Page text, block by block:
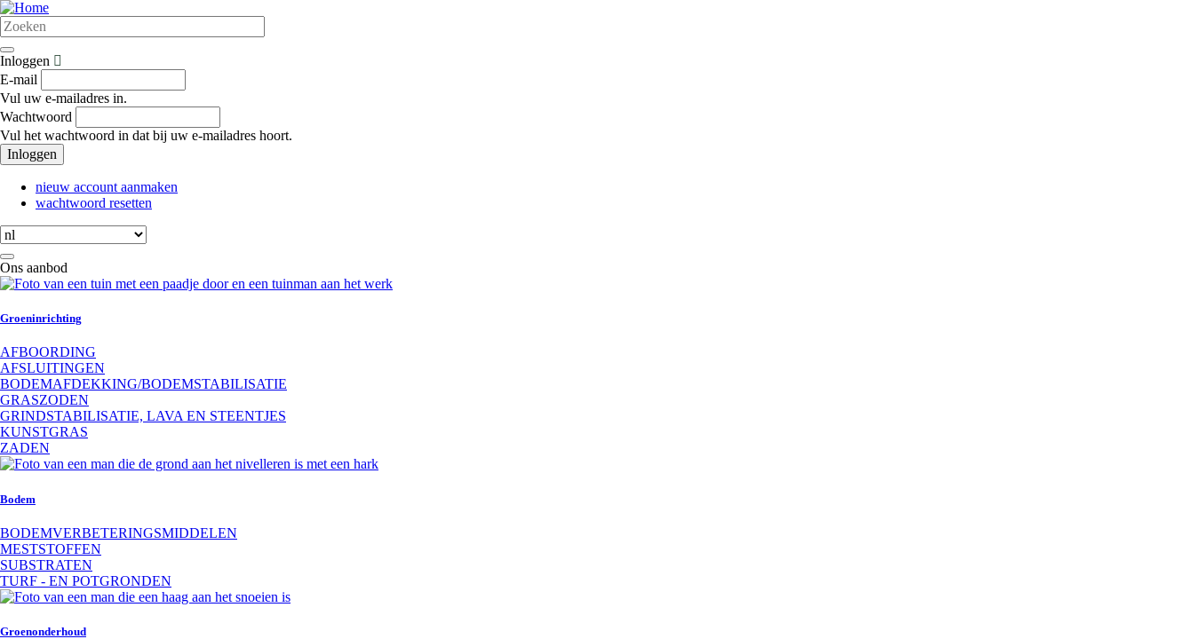
Overslaan
en
naar
de
inhoud
gaan
Inloggen
E-mail
Vul uw e-mailadres in.
Wachtwoord
Vul het wachtwoord in dat bij uw e-mailadres hoort.
Inloggen
nieuw account aanmaken
wachtwoord resetten
Select
your
language
Ons aanbod
Groeninrichting
AFBOORDING
AFSLUITINGEN
BODEMAFDEKKING/BODEMSTABILISATIE
GRASZODEN
GRINDSTABILISATIE, LAVA EN STEENTJES
KUNSTGRAS
ZADEN
Bodem
BODEMVERBETERINGSMIDDELEN
MESTSTOFFEN
SUBSTRATEN
TURF - EN POTGRONDEN
Groenonderhoud